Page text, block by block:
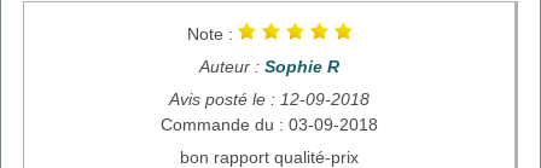
Note :
Auteur : Sophie R
Avis posté le : 12-09-2018
Commande du : 03-09-2018
bon rapport qualité-prix